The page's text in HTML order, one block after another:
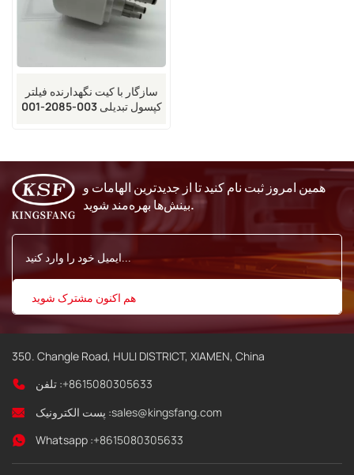
سازگار با کیت نگهدارنده فیلتر
کپسول تبدیلی 003-2085-001
همین امروز ثبت نام کنید تا از جدیدترین الهامات و
بینش‌ها بهره‌مند شوید.
350. Changle Road, HULI DISTRICT, XIAMEN, China
تلفن :+8615080305633
پست الکترونیک :sales@kingsfang.com
Whatsapp :+8615080305633